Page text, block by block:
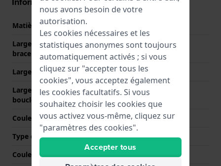
Matière bracelet
Largeur de la patte (du
bracelet)
22 mm
Largeur entre Corne
22 mm
Largeur de bande à la
boucle
20.5 mm
Couleur du bracelet
Gris
Type de fermoir
Boucle
Couleur de fermoir
nous avons besoin de votre
autorisation.
Les cookies nécessaires et les
statistiques anonymes sont toujours
automatiquement activés ; si vous
cliquez sur "accepter tous les
cookies", vous acceptez également
les cookies facultatifs. Si vous
souhaitez choisir les cookies que
vous activez vous-même, cliquez sur
"paramètres des cookies".
Accepter tous